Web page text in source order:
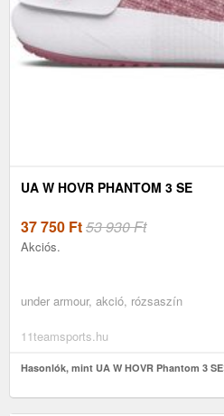
UA W HOVR PHANTOM 3 SE
37 750 Ft53 930 Ft
Akciós.
under armour, akció, rózsaszín
11teamsports.hu
Hasonlók, mint UA W HOVR Phantom 3 SE